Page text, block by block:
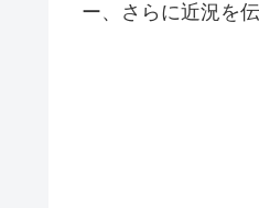
ー、さらに近況を